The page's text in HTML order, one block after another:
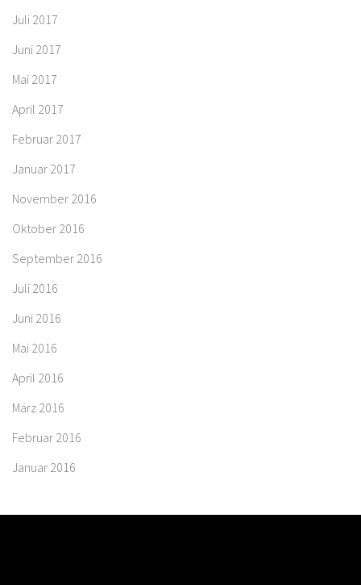
Juli 2017
Juni 2017
Mai 2017
April 2017
Februar 2017
Januar 2017
November 2016
Oktober 2016
September 2016
Juli 2016
Juni 2016
Mai 2016
April 2016
März 2016
Februar 2016
Januar 2016